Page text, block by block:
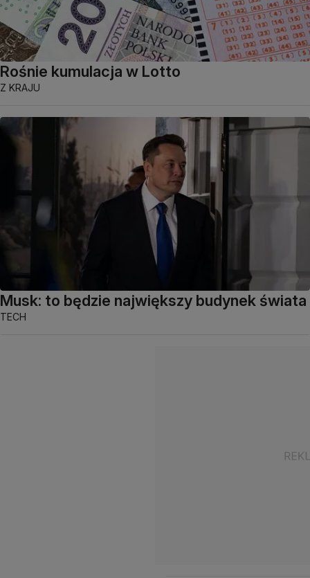
Rośnie kumulacja w Lotto
Z KRAJU
Musk: to będzie największy budynek świata
TECH